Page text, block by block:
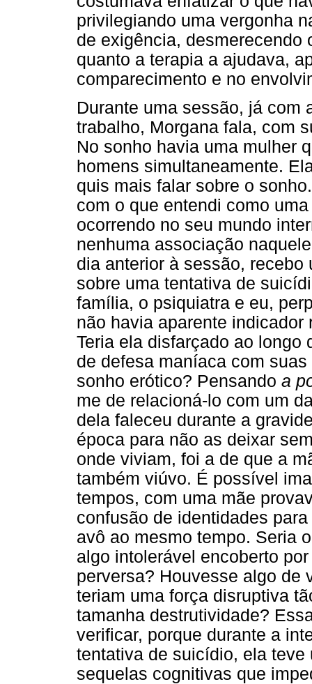
privilegiando uma vergonha
de exigência, desmerecendo
quanto a terapia a ajudava,
comparecimento e no
Durante uma sessão, já com
trabalho, Morgana fala, com
No sonho havia uma mulher
homens simultaneamente.
quis mais falar sobre o
com o que entendi como
ocorrendo no seu mundo
nenhuma associação
dia anterior à sessão,
sobre uma tentativa de
família, o psiquiatra e eu,
não havia aparente
Teria ela disfarçado ao longo
de defesa maníaca com
sonho erótico? Pensando a
me de relacioná-lo com um
dela faleceu durante a
época para não as deixar
onde viviam, foi a de que a
também viúvo. É possível
tempos, com uma mãe
confusão de identidades
avô ao mesmo tempo. Seria
algo intolerável encoberto
perversa? Houvesse algo de
teriam uma força disruptiva
tamanha destrutividade?
verificar, porque durante a
tentativa de suicídio, ela
sequelas cognitivas que